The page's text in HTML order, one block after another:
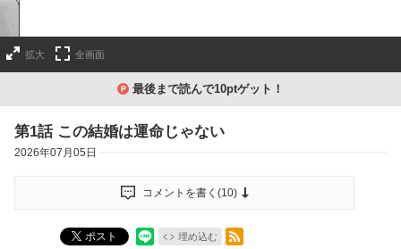
拡大 全画面
最後まで読んで10ptゲット！
第1話 この結婚は運命じゃない
2026年07月05日
コメントを書く(10)
ポスト 埋め込む
RSSフィード